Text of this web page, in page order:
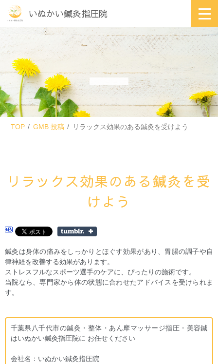
いぬかい鍼灸指圧院
TOP GMB 投稿 リラックス効果のある鍼灸を受けよう
リラックス効果のある鍼灸を受
けよう
鍼灸は身体の痛みをしっかりとほぐす効果があり、胃腸の調子や自
律神経を改善する効果があります。
ストレスフルなスポーツ選手のケアに、ぴったりの施術です。
当院なら、専門家から体の状態に合わせたアドバイスを受けられま
す。
千葉県八千代市の鍼灸・整体・あん摩マッサージ指圧・美容鍼
はいぬかい鍼灸指圧院に お任せください
会社名：いぬかい鍼灸指圧院